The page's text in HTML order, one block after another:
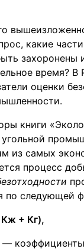
какие
захоронены
время? В
оценки
книги
из самых
процесс
по следующей
+ Кг),
—